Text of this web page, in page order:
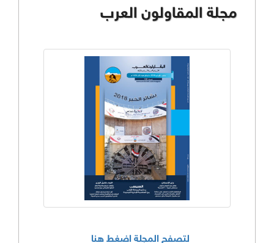
مجلة المقاولون العرب
لتصفح المجلة اضغط هنا